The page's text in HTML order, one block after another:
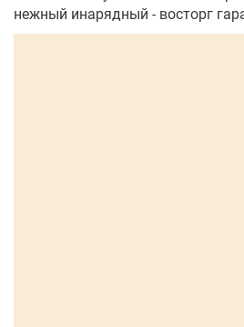
нежный инарядный - восторг